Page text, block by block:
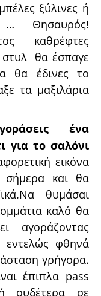
ξύλινες ή
… Θησαυρός!
καθρέφτες
στυλ θα έσπαγε
θα έδινες το
τα μαξιλάρια
ένα
για το σαλόνι
εικόνα
και θα
θυμάσαι
καλό θα
αγοράζοντας
εντελώς φθηνά
γρήγορα.
έπιπλα pass
ουδέτερα σε